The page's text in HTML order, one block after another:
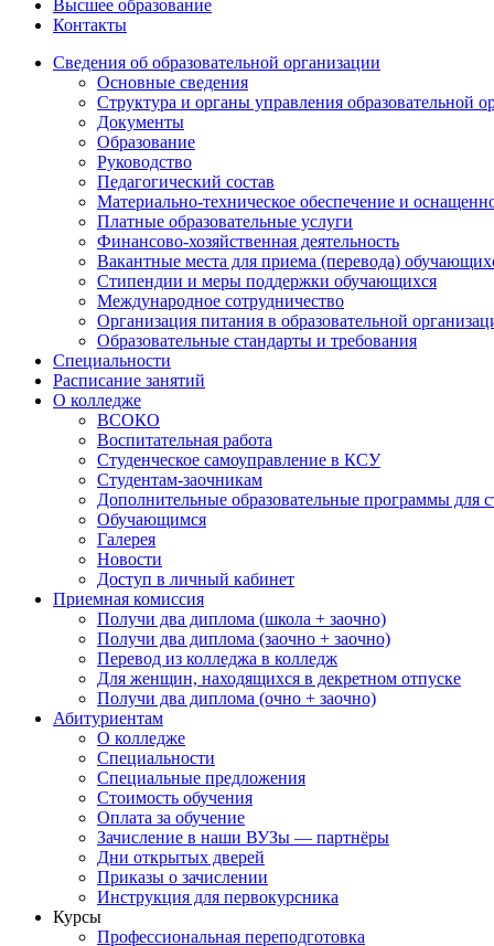
Высшее образование
Контакты
Сведения об образовательной организации
Основные сведения
Структура и органы управления образовательной
Документы
Образование
Руководство
Педагогический состав
Материально-техническое обеспечение и
Платные образовательные услуги
Финансово-хозяйственная деятельность
Вакантные места для приема (перевода)
Стипендии и меры поддержки обучающихся
Международное сотрудничество
Организация питания в образовательной
Образовательные стандарты и требования
Специальности
Расписание занятий
О колледже
ВСОКО
Воспитательная работа
Студенческое самоуправление в КСУ
Студентам-заочникам
Дополнительные образовательные программы для
Обучающимся
Галерея
Новости
Доступ в личный кабинет
Приемная комиссия
Получи два диплома (школа + заочно)
Получи два диплома (заочно + заочно)
Перевод из колледжа в колледж
Для женщин, находящихся в декретном отпуске
Получи два диплома (очно + заочно)
Абитуриентам
О колледже
Специальности
Специальные предложения
Стоимость обучения
Оплата за обучение
Зачисление в наши ВУЗы — партнёры
Дни открытых дверей
Приказы о зачислении
Инструкция для первокурсника
Курсы
Профессиональная переподготовка